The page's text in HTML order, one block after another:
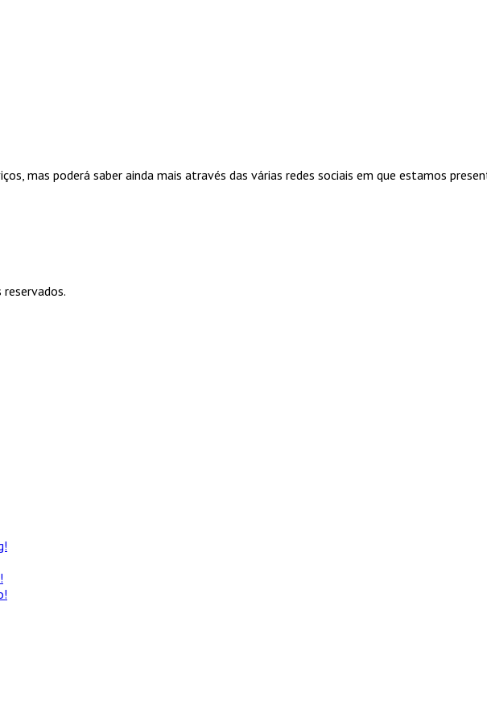
mas poderá saber ainda mais através das várias redes sociais em que estamos